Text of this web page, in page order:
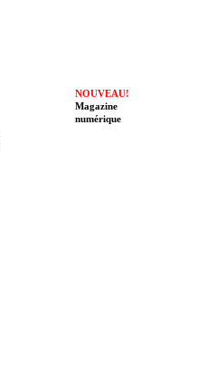
NOUVEAU!
Magazine
numérique